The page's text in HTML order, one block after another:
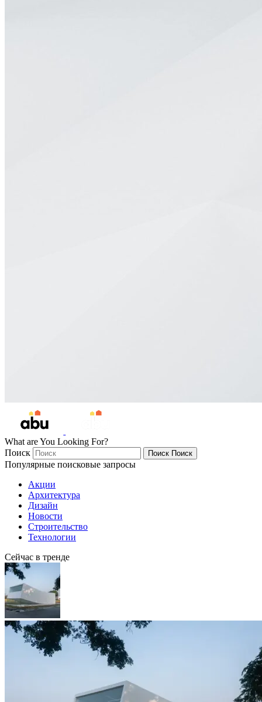
What are You Looking For?
Поиск
Поиск Поиск
Популярные поисковые запросы
Акции
Архитектура
Дизайн
Новости
Строительство
Технологии
Сейчас в тренде